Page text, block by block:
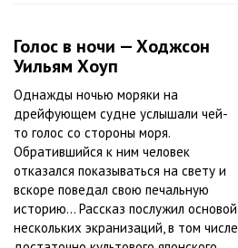
Голос в ночи — Ходжсон
Уильям Хоуп
Однажды ночью моряки на
дрейфующем судне услышали чей-
то голос со стороны моря.
Обратившийся к ним человек
отказался показываться на свету и
вскоре поведал свою печальную
историю… Рассказ послужил основой
нескольких экранизаций, в том числе